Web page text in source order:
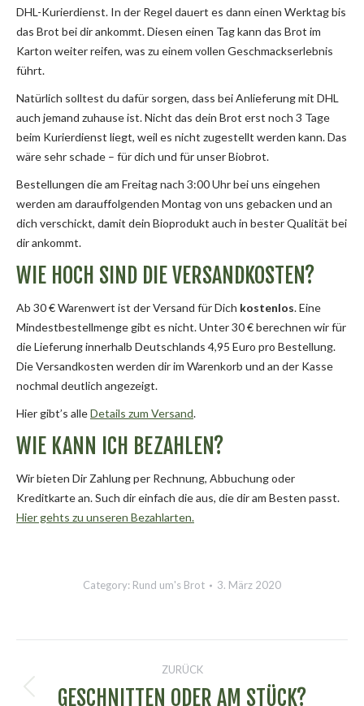
DHL-Kurierdienst. In der Regel dauert es dann einen Werktag bis
das Brot bei dir ankommt. Diesen einen Tag kann das Brot im
Karton weiter reifen, was zu einem vollen Geschmackserlebnis
führt.
Natürlich solltest du dafür sorgen, dass bei Anlieferung mit DHL
auch jemand zuhause ist. Nicht das dein Brot erst noch 3 Tage
beim Kurierdienst liegt, weil es nicht zugestellt werden kann. Das
wäre sehr schade – für dich und für unser Biobrot.
Bestellungen die am Freitag nach 3:00 Uhr bei uns eingehen
werden am darauffolgenden Montag von uns gebacken und an
dich verschickt, damit dein Bioprodukt auch in bester Qualität bei
dir ankommt.
WIE HOCH SIND DIE VERSANDKOSTEN?
Ab 30 € Warenwert ist der Versand für Dich kostenlos. Eine
Mindestbestellmenge gibt es nicht. Unter 30 € berechnen wir für
die Lieferung innerhalb Deutschlands 4,95 Euro pro Bestellung.
Die Versandkosten werden dir im Warenkorb und an der Kasse
nochmal deutlich angezeigt.
Hier gibt’s alleDetails zum Versand.
WIE KANN ICH BEZAHLEN?
Wir bieten Dir Zahlung per Rechnung, Abbuchung oder
Kreditkarte an. Such dir einfach die aus, die dir am Besten passt.
Hier gehts zu unseren Bezahlarten.
Category: Rund um's Brot 3. März 2020
KOMMENTARNAVIGATION
ZURÜCK
Vorheriger
GESCHNITTEN ODER AM STÜCK?